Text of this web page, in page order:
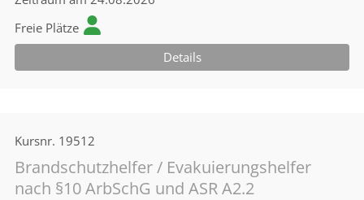
Freie Plätze
Details
Kursnr. 19512
Brandschutzhelfer / Evakuierungshelfer
nach §10 ArbSchG und ASR A2.2